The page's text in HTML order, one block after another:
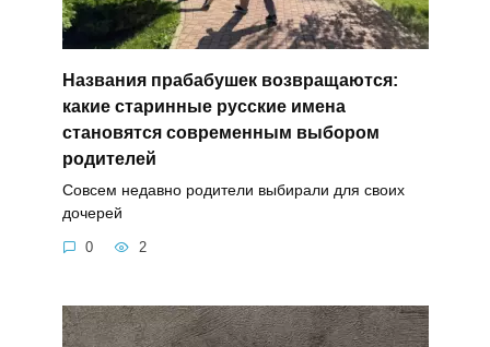
Названия прабабушек возвращаются:
какие старинные русские имена
становятся современным выбором
родителей
Совсем недавно родители выбирали для своих
дочерей
0 2